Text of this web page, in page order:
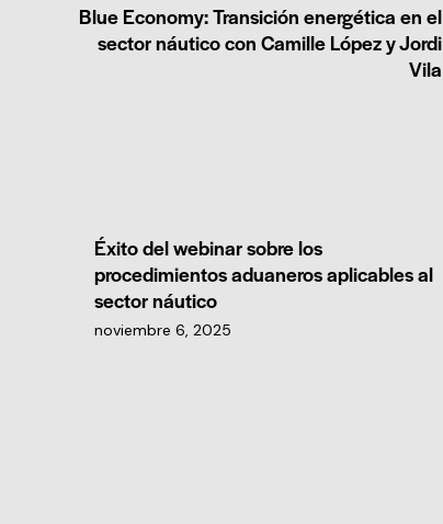
Blue Economy: Transición energética en el
sector náutico con Camille López y Jordi
Vila
Éxito del webinar sobre los
procedimientos aduaneros aplicables al
sector náutico
noviembre 6, 2025